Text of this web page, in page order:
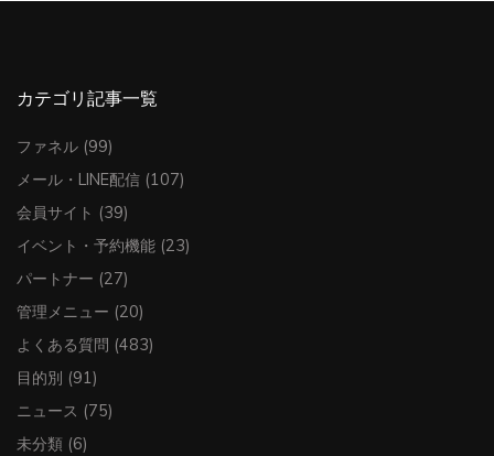
カテゴリ記事一覧
ファネル (99)
メール・LINE配信 (107)
会員サイト (39)
イベント・予約機能 (23)
パートナー (27)
管理メニュー (20)
よくある質問 (483)
目的別 (91)
ニュース (75)
未分類 (6)